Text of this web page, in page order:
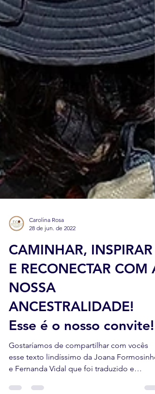
28 de jun. de 2022
CAMINHAR, INSPIRAR
E RECONECTAR COM A
NOSSA
ANCESTRALIDADE!
Esse é o nosso convite!
Gostaríamos de compartilhar com vocês
esse texto lindíssimo da Joana Formosinho
e Fernanda Vidal que foi traduzido e